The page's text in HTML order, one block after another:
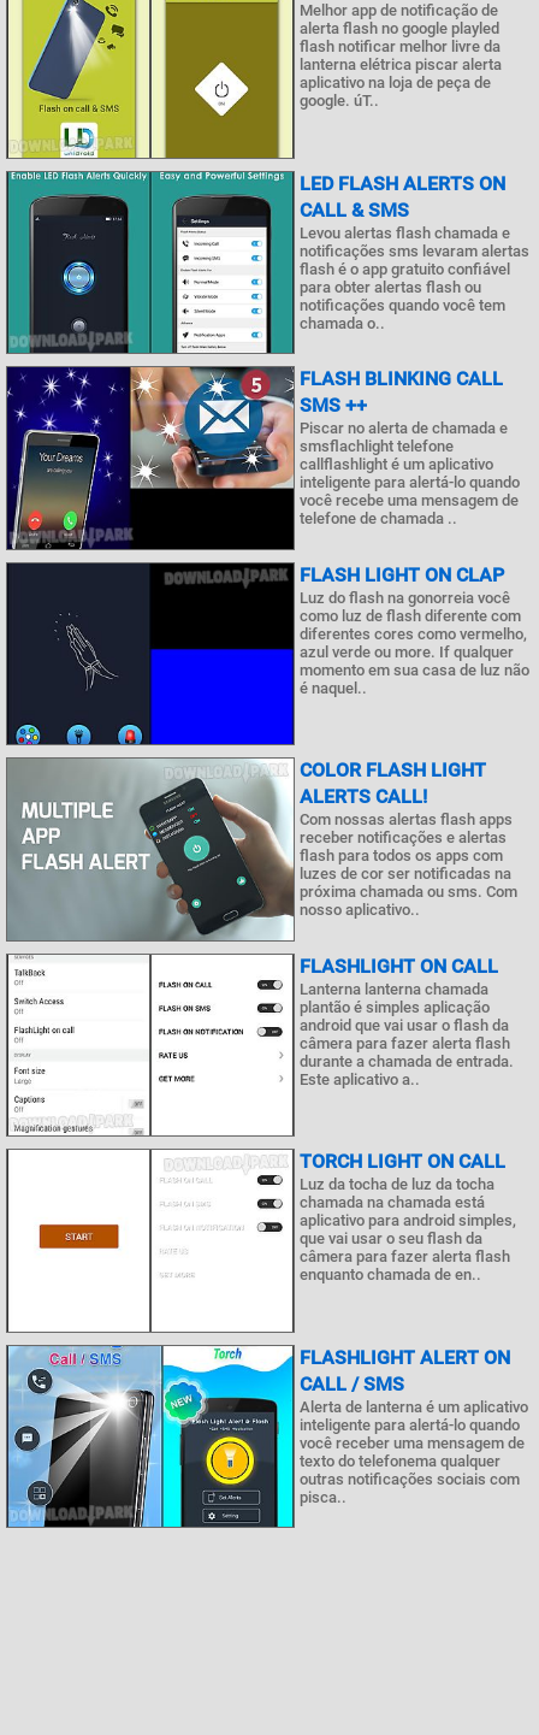
Melhor app de notificação de
alerta flash no google playled
flash notificar melhor livre da
lanterna elétrica piscar alerta
aplicativo na loja de peça de
google. úT..
LED FLASH ALERTS ON
CALL & SMS
Levou alertas flash chamada e
notificações sms levaram alertas
flash é o app gratuito confiável
para obter alertas flash ou
notificações quando você tem
chamada o..
FLASH BLINKING CALL
SMS ++
Piscar no alerta de chamada e
smsflachlight telefone
callflashlight é um aplicativo
inteligente para alertá-lo quando
você recebe uma mensagem de
telefone de chamada ..
FLASH LIGHT ON CLAP
Luz do flash na gonorreia você
como luz de flash diferente com
diferentes cores como vermelho,
azul verde ou more. If qualquer
momento em sua casa de luz não
é naquel..
COLOR FLASH LIGHT
ALERTS CALL!
Com nossas alertas flash apps
receber notificações e alertas
flash para todos os apps com
luzes de cor ser notificadas na
próxima chamada ou sms. Com
nosso aplicativo..
FLASHLIGHT ON CALL
Lanterna lanterna chamada
plantão é simples aplicação
android que vai usar o flash da
câmera para fazer alerta flash
durante a chamada de entrada.
Este aplicativo a..
TORCH LIGHT ON CALL
Luz da tocha de luz da tocha
chamada na chamada está
aplicativo para android simples,
que vai usar o seu flash da
câmera para fazer alerta flash
enquanto chamada de en..
FLASHLIGHT ALERT ON
CALL / SMS
Alerta de lanterna é um aplicativo
inteligente para alertá-lo quando
você receber uma mensagem de
texto do telefonema qualquer
outras notificações sociais com
pisca..